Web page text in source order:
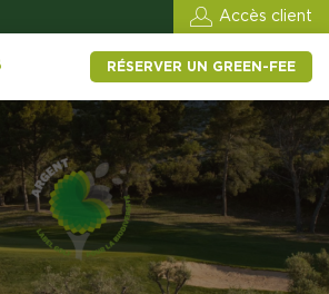
Accès client
RÉSERVER UN GREEN-FEE